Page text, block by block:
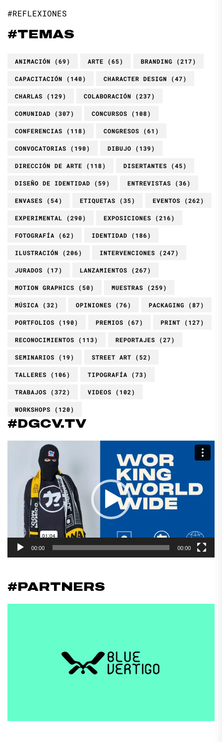
#REFLEXIONES
#TEMAS
ANIMACIÓN (69) ARTE (65) BRANDING (217)
CAPACITACIÓN (140) CHARACTER DESIGN (47)
CHARLAS (129) COLABORACIÓN (237)
COMUNIDAD (307) CONCURSOS (108)
CONFERENCIAS (118) CONGRESOS (61)
CONVOCATORIAS (190) DIBUJO (139)
DIRECCIÓN DE ARTE (118) DISERTANTES (45)
DISEÑO DE IDENTIDAD (59) ENTREVISTAS (36)
ENVASES (54) ETIQUETAS (35) EVENTOS (262)
EXPERIMENTAL (290) EXPOSICIONES (216)
FOTOGRAFÍA (62) IDENTIDAD (186)
ILUSTRACIÓN (206) INTERVENCIONES (247)
JURADOS (17) LANZAMIENTOS (267)
MOTION GRAPHICS (50) MUESTRAS (259)
MÚSICA (32) OPINIONES (76) PACKAGING (87)
PORTFOLIOS (190) PREMIOS (67) PRINT (127)
RECONOCIMIENTOS (113) REPORTAJES (27)
SEMINARIOS (19) STREET ART (52)
TALLERES (106) TIPOGRAFÍA (73)
TRABAJOS (372) VIDEOS (102)
WORKSHOPS (120)
#DGCV.TV
Reproductor
00:00 00:00
#PARTNERS